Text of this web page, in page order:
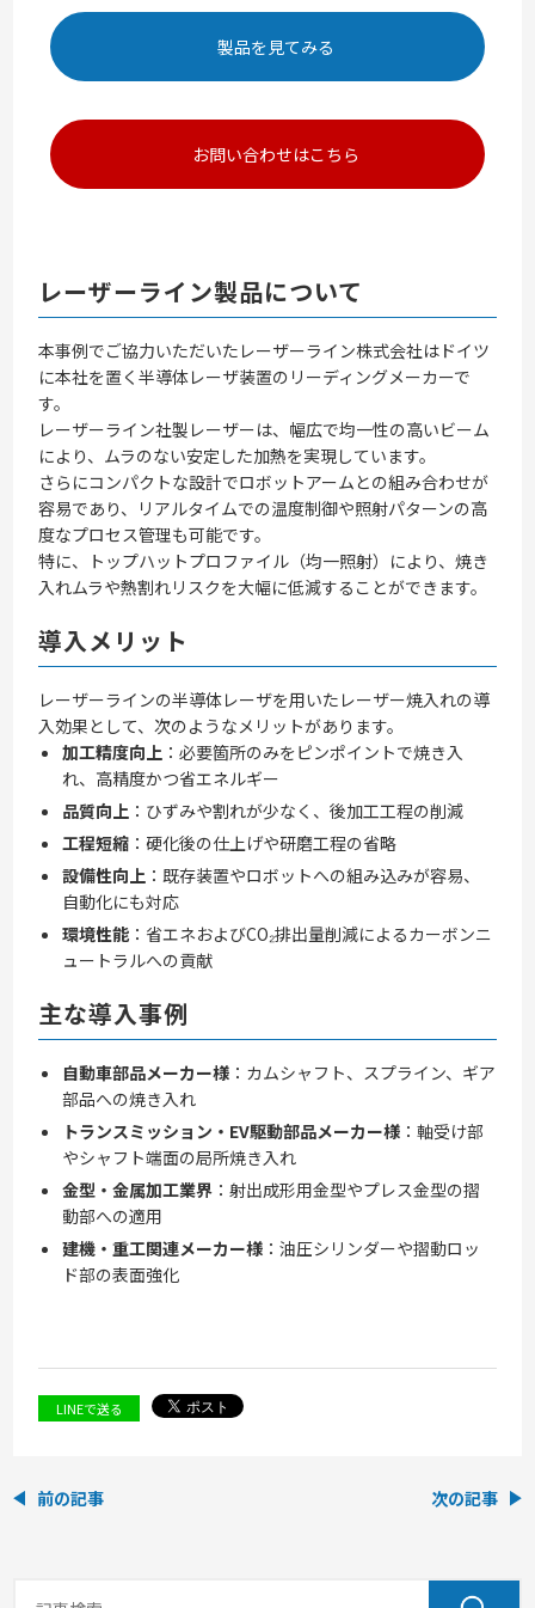
製品を見てみる
お問い合わせはこちら
レーザーライン製品について
本事例でご協力いただいたレーザーライン株式会社はドイツ
に本社を置く半導体レーザ装置のリーディングメーカーで
す。
レーザーライン社製レーザーは、幅広で均一性の高いビーム
により、ムラのない安定した加熱を実現しています。
さらにコンパクトな設計でロボットアームとの組み合わせが
容易であり、リアルタイムでの温度制御や照射パターンの高
度なプロセス管理も可能です。
特に、トップハットプロファイル（均一照射）により、焼き
入れムラや熱割れリスクを大幅に低減することができます。
導入メリット
レーザーラインの半導体レーザを用いたレーザー焼入れの導
入効果として、次のようなメリットがあります。
加工精度向上 ：必要箇所のみをピンポイントで焼き入
れ、高精度かつ省エネルギー
品質向上 ：ひずみや割れが少なく、後加工工程の削減
工程短縮 ：硬化後の仕上げや研磨工程の省略
設備性向上 ：既存装置やロボットへの組み込みが容易、
自動化にも対応
環境性能：省エネおよびCO₂排出量削減によるカーボンニ
ュートラルへの貢献
主な導入事例
自動車部品メーカー様 ：カムシャフト、スプライン、ギア
部品への焼き入れ
トランスミッション・EV駆動部品メーカー様 ：軸受け部
やシャフト端面の局所焼き入れ
金型・金属加工業界 ：射出成形用金型やプレス金型の摺
動部への適用
建機・重工関連メーカー様 ：油圧シリンダーや摺動ロッ
ド部の表面強化
LINEで送る
前の記事 次の記事